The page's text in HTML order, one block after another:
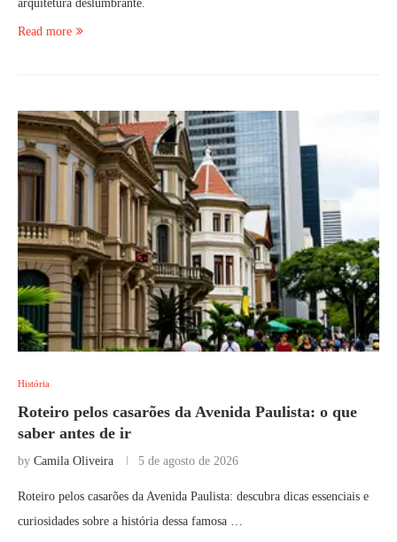
arquitetura deslumbrante.
Read more
História
Roteiro pelos casarões da Avenida Paulista: o que
saber antes de ir
by Camila Oliveira 5 de agosto de 2026
Roteiro pelos casarões da Avenida Paulista: descubra dicas essenciais e
curiosidades sobre a história dessa famosa …